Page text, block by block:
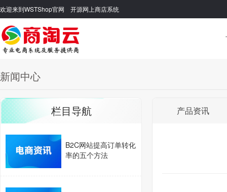
欢迎来到WSTShop官网 开源网上商店系统
新闻中心
栏目导航
B2C网站提高订单转化
率的五个方法
产品资讯